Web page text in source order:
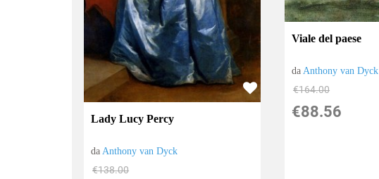
Lady Lucy Percy
daAnthony van Dyck
€138.00
Viale del paese
daAnthony van Dyck
€164.00
€88.56